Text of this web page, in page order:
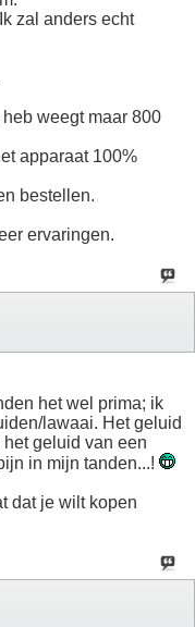
zal anders echt
weegt maar 800
apparaat 100%
bestellen.
ervaringen.
het wel prima; ik
lawaai. Het geluid
geluid van een
in mijn tanden...!
dat je wilt kopen